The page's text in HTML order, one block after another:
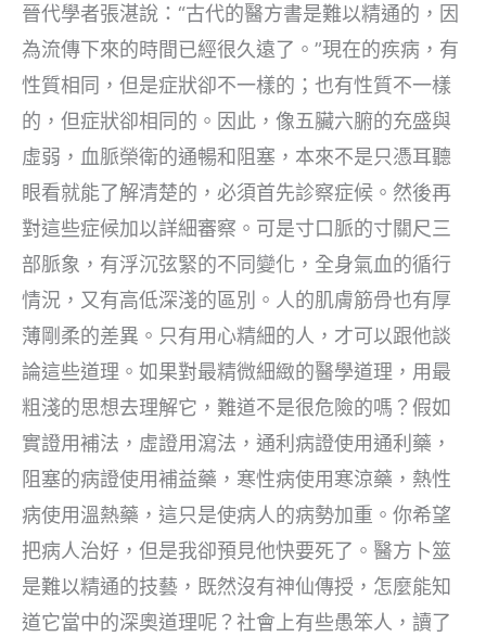
晉代學者張湛說：“古代的醫方書是難以精通的，因
為流傳下來的時間已經很久遠了。”現在的疾病，有
性質相同，但是症狀卻不一樣的；也有性質不一樣
的，但症狀卻相同的。因此，像五臟六腑的充盛與
虛弱，血脈榮衛的通暢和阻塞，本來不是只憑耳聽
眼看就能了解清楚的，必須首先診察症候。然後再
對這些症候加以詳細審察。可是寸口脈的寸關尺三
部脈象，有浮沉弦緊的不同變化，全身氣血的循行
情況，又有高低深淺的區別。人的肌膚筋骨也有厚
薄剛柔的差異。只有用心精細的人，才可以跟他談
論這些道理。如果對最精微細緻的醫學道理，用最
粗淺的思想去理解它，難道不是很危險的嗎？假如
實證用補法，虛證用瀉法，通利病證使用通利藥，
阻塞的病證使用補益藥，寒性病使用寒涼藥，熱性
病使用溫熱藥，這只是使病人的病勢加重。你希望
把病人治好，但是我卻預見他快要死了。醫方卜筮
是難以精通的技藝，既然沒有神仙傳授，怎麼能知
道它當中的深奧道理呢？社會上有些愚笨人，讀了